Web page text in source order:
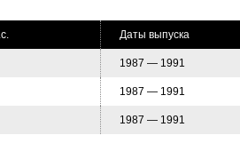
Даты выпуска
1987 — 1991
1987 — 1991
1987 — 1991